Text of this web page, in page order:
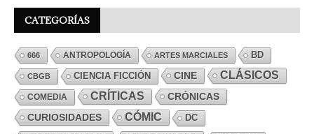
CATEGORÍAS
666 ANTROPOLOGÍA ARTES MARCIALES BD
CBGB CIENCIA FICCIÓN CINE CLÁSICOS
COMEDIA CRÍTICAS
CRÓNICAS
CURIOSIDADES
CÓMIC DC